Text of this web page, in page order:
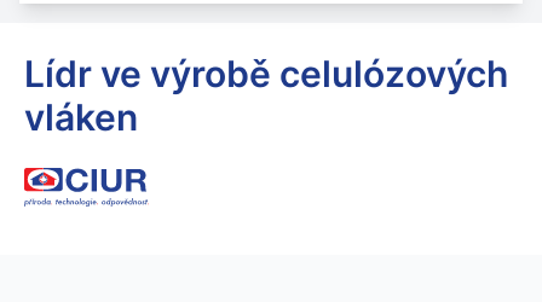
Lídr ve výrobě celulózových
vláken